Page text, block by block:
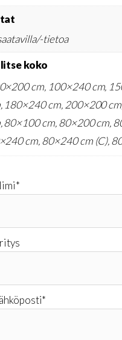
tietoa
koko
cm, 100×240 cm,
180×240 cm, 200×200
80×100 cm, 80×200 cm,
cm, 80×240 cm (C),
*
*